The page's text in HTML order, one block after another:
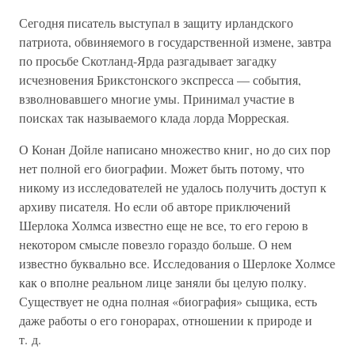
Сегодня писатель выступал в защиту ирландского
патриота, обвиняемого в государственной измене, завтра
по просьбе Скотланд-Ярда разгадывает загадку
исчезновения Брикстонского экспресса — события,
взволновавшего многие умы. Принимал участие в
поисках так называемого клада лорда Морреская.
О Конан Дойле написано множество книг, но до сих пор
нет полной его биографии. Может быть потому, что
никому из исследователей не удалось получить доступ к
архиву писателя. Но если об авторе приключений
Шерлока Холмса известно еще не все, то его герою в
некотором смысле повезло гораздо больше. О нем
известно буквально все. Исследования о Шерлоке Холмсе
как о вполне реальном лице заняли бы целую полку.
Существует не одна полная «биография» сыщика, есть
даже работы о его гонорарах, отношении к природе и
т. д.